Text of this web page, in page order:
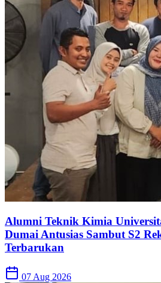
Alumni Teknik Kimia
Dumai Antusias Sambut S2
Terbarukan
07 Aug 2026